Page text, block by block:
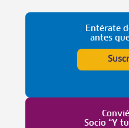
Entérate
antes
Socio “Y